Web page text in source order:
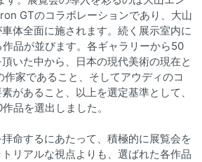
GTのコラボレーションであり、大山
体全面に施されます。続く展示室内に
品が並びます。各ギャラリーから50
いた中から、日本の現代美術の現在と
家であること、そしてアウディのコ
があること、以上を選定基準として、
品を選出しました。
命するにあたって、積極的に展覧会を
リアルな視点よりも、選ばれた各作品